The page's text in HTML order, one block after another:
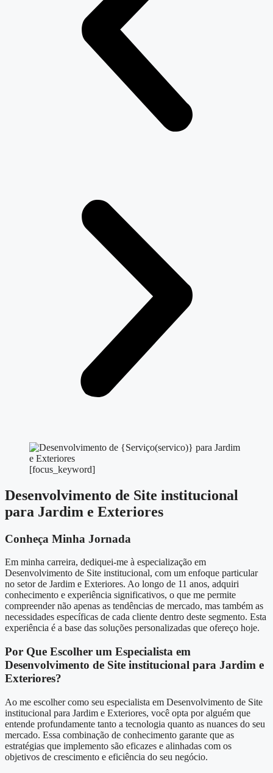
[focus_keyword]
Desenvolvimento de Site institucional
para Jardim e Exteriores
Conheça Minha Jornada
Em minha carreira, dediquei-me à especialização em
Desenvolvimento de Site institucional, com um enfoque particular
no setor de Jardim e Exteriores. Ao longo de 11 anos, adquiri
conhecimento e experiência significativos, o que me permite
compreender não apenas as tendências de mercado, mas também as
necessidades específicas de cada cliente dentro deste segmento. Esta
experiência é a base das soluções personalizadas que ofereço hoje.
Por Que Escolher um Especialista em
Desenvolvimento de Site institucional para Jardim e
Exteriores?
Ao me escolher como seu especialista em Desenvolvimento de Site
institucional para Jardim e Exteriores, você opta por alguém que
entende profundamente tanto a tecnologia quanto as nuances do seu
mercado. Essa combinação de conhecimento garante que as
estratégias que implemento são eficazes e alinhadas com os
objetivos de crescimento e eficiência do seu negócio.